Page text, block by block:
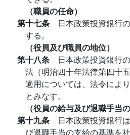
（職員の任命）
第十七条 日本政策投資銀行
する。
（役員及び職員の地位）
第十八条 日本政策投資銀行
法（明治四十年法律第四十
適用については、法令によ
とみなす。
（役員の給与及び退職手当
第十九条 日本政策投資銀行
び退職手当の支給の基準を